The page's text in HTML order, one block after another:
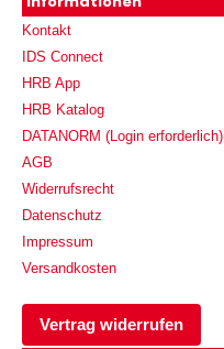
Kontakt
IDS Connect
HRB App
HRB Katalog
DATANORM (Login erforderlich)
AGB
Widerrufsrecht
Datenschutz
Impressum
Versandkosten
Vertrag widerrufen